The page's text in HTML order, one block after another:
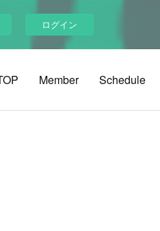
ログイン
Member Schedule